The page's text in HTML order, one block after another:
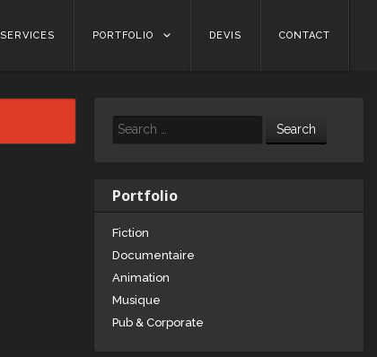
SERVICES PORTFOLIO DEVIS CONTACT
Search
Portfolio
Fiction
Documentaire
Animation
Musique
Pub & Corporate